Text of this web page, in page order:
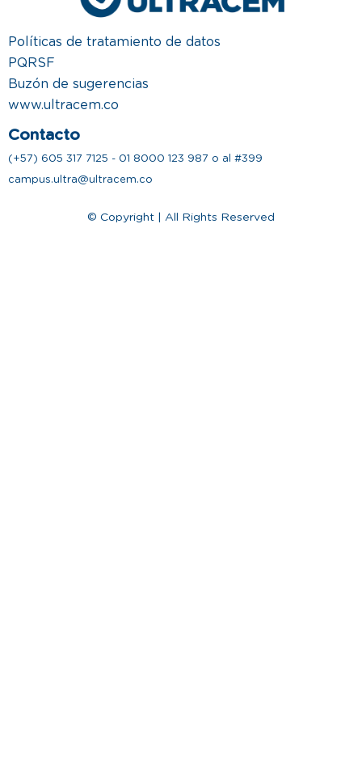
Políticas de tratamiento de datos
PQRSF
Buzón de sugerencias
www.ultracem.co
Contacto
(+57) 605 317 7125 - 01 8000 123 987 o al #399
campus.ultra@ultracem.co
© Copyright | All Rights Reserved